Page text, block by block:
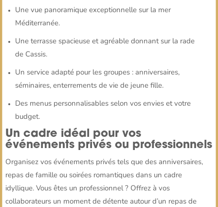
Une vue panoramique exceptionnelle sur la mer
Méditerranée.
Une terrasse spacieuse et agréable donnant sur la rade
de Cassis.
Un service adapté pour les groupes : anniversaires,
séminaires, enterrements de vie de jeune fille.
Des menus personnalisables selon vos envies et votre
budget.
Un cadre idéal pour vos
événements privés ou professionnels
Organisez vos événements privés tels que des anniversaires,
repas de famille ou soirées romantiques dans un cadre
idyllique. Vous êtes un professionnel ? Offrez à vos
collaborateurs un moment de détente autour d’un repas de